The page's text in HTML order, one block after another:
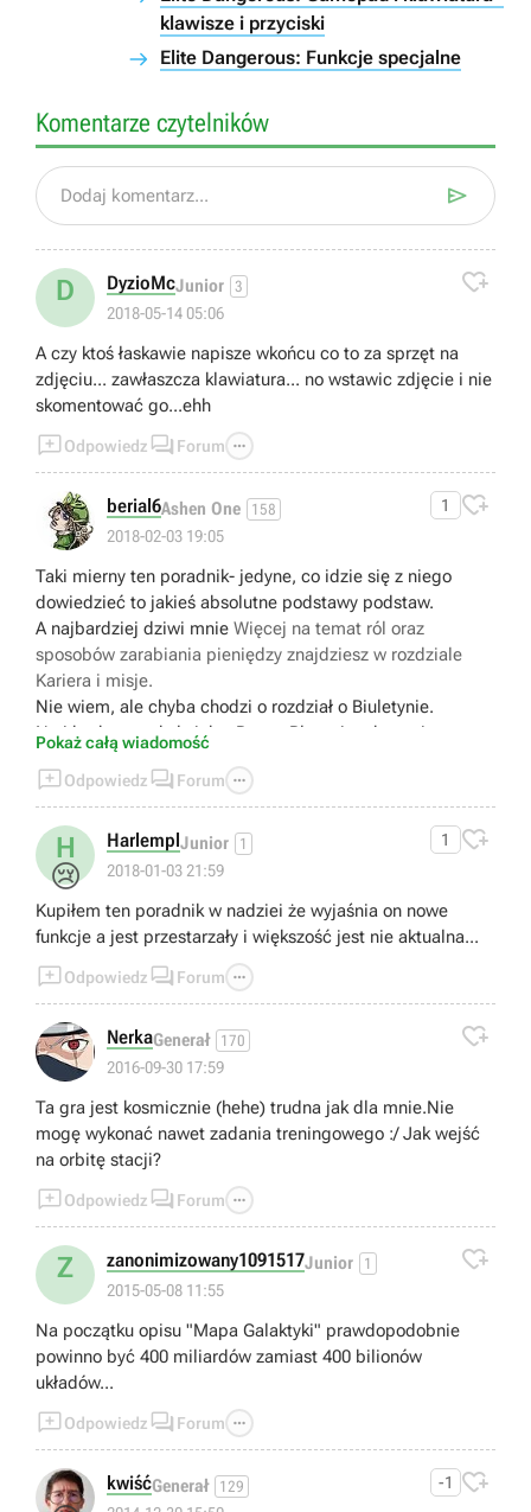
klawisze i przyciski
Elite Dangerous: Funkcje specjalne
Komentarze czytelników
Dodaj komentarz... 
D DyzioMcJunior 3
2018-05-14 05:06

A czy ktoś łaskawie napisze wkońcu co to za sprzęt na
zdjęciu... zawłaszcza klawiatura... no wstawic zdjęcie i nie
skomentować go...ehh
Odpowiedz  Forum 
berial6Ashen One 158
2018-02-03 19:05
1 
Taki mierny ten poradnik- jedyne, co idzie się z niego
dowiedzieć to jakieś absolutne podstawy podstaw.
A najbardziej dziwi mnie Więcej na temat ról oraz
sposobów zarabiania pieniędzy znajdziesz w rozdziale
Kariera i misje.
Nie wiem, ale chyba chodzi o rozdział o Biuletynie.
No i brak czegokolwiek o Power Play, nic o kopaniu,
wchodzeniu na planety itp.
Pokaż całą wiadomość
Odpowiedz  Forum 
H
😢
HarlemplJunior 1
2018-01-03 21:59
1 
Kupiłem ten poradnik w nadziei że wyjaśnia on nowe
funkcje a jest przestarzały i większość jest nie aktualna...
Odpowiedz  Forum 
NerkaGenerał 170
2016-09-30 17:59

Ta gra jest kosmicznie (hehe) trudna jak dla mnie.Nie
mogę wykonać nawet zadania treningowego :/ Jak wejść
na orbitę stacji?
Odpowiedz  Forum 
Z zanonimizowany1091517Junior 1
2015-05-08 11:55

Na początku opisu "Mapa Galaktyki" prawdopodobnie
powinno być 400 miliardów zamiast 400 bilionów
układów...
Odpowiedz  Forum 
kwiśćGenerał 129 -1 